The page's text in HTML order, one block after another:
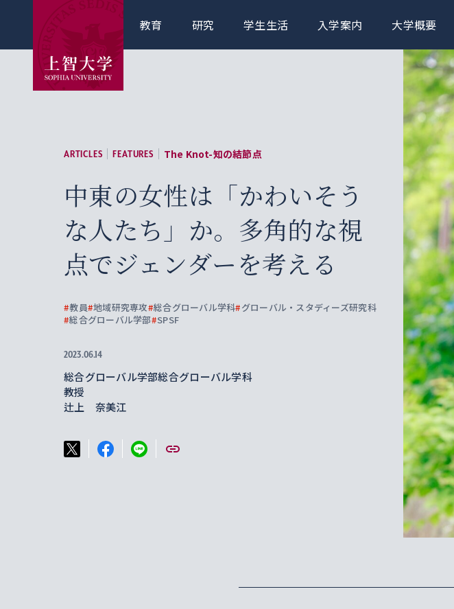
教育 研究 学生生活 入学案内 大学概要
ARTICLES FEATURES The Knot-知の結節点
中東の女性は「かわいそう
な人たち」か。多角的な視
点でジェンダーを考える
#教員#地域研究専攻#総合グローバル学科#グローバル・スタディーズ研究科
#総合グローバル学部#SPSF
2023.06.14
総合グローバル学部総合グローバル学科
教授
辻上 奈美江